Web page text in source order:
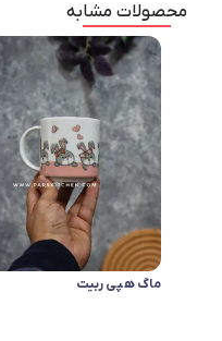
محصولات مشابه
ماگ هپی ربیت